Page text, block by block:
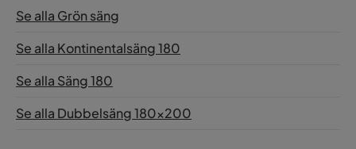
Se alla Grön säng
Se alla Kontinentalsäng 180
Se alla Säng 180
Se alla Dubbelsäng 180x200